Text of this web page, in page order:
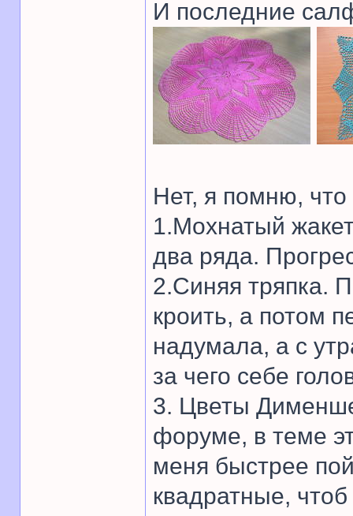
И последние
Нет, я помню, что
1.Мохнатый
два ряда.
2.Синяя тряпка.
кроить, а потом
надумала, а с
за чего себе
3. Цветы
форуме, в теме
меня быстрее
квадратные,